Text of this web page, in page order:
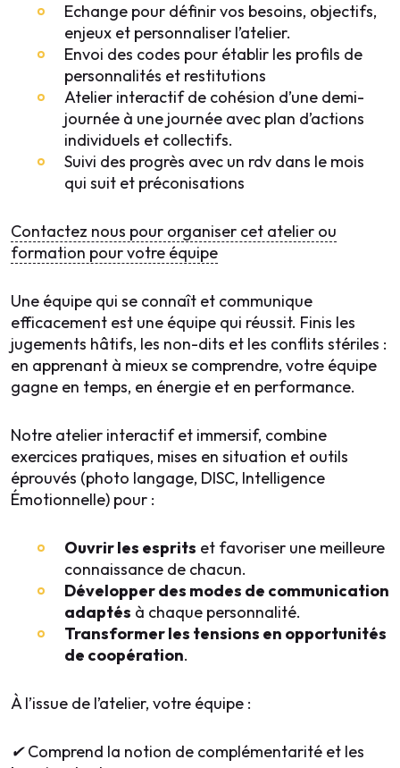
Echange pour définir vos besoins, objectifs,
enjeux et personnaliser l’atelier.
Envoi des codes pour établir les profils de
personnalités et restitutions
Atelier interactif de cohésion d’une demi-
journée à une journée avec plan d’actions
individuels et collectifs.
Suivi des progrès avec un rdv dans le mois
qui suit et préconisations
Contactez nous pour organiser cet atelier ou
formation pour votre équipe
Une équipe qui se connaît et communique
efficacement est une équipe qui réussit. Finis les
jugements hâtifs, les non-dits et les conflits stériles :
en apprenant à mieux se comprendre, votre équipe
gagne en temps, en énergie et en performance.
Notre atelier interactif et immersif, combine
exercices pratiques, mises en situation et outils
éprouvés (photo langage, DISC, Intelligence
Émotionnelle) pour :
Ouvrir les esprits et favoriser une meilleure
connaissance de chacun.
Développer des modes de communication
adaptés à chaque personnalité.
Transformer les tensions en opportunités
de coopération.
À l’issue de l’atelier, votre équipe :
✔Comprend la notion de complémentarité et les